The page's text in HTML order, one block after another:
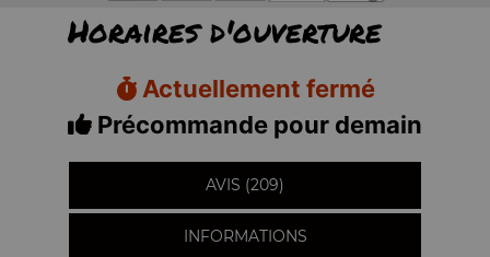
Horaires d'ouverture
Actuellement fermé
Précommande pour demain
AVIS (209)
INFORMATIONS